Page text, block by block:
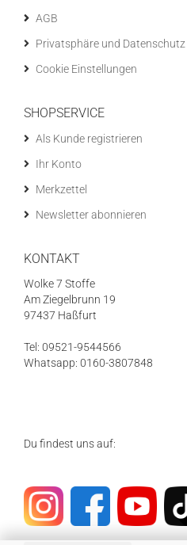
AGB
Privatsphäre und Datenschutz
Cookie Einstellungen
SHOPSERVICE
Als Kunde registrieren
Ihr Konto
Merkzettel
Newsletter abonnieren
KONTAKT
Wolke 7 Stoffe
Am Ziegelbrunn 19
97437 Haßfurt
Tel: 09521-9544566
Whatsapp: 0160-3807848
Du findest uns auf: